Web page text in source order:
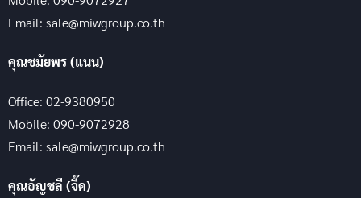
Email: sale@miwgroup.co.th
คุณชมัยพร (แนน)
Office: 02-9380950
Mobile: 090-9072928
Email: sale@miwgroup.co.th
คุณอัญชลี (จี๊ด)